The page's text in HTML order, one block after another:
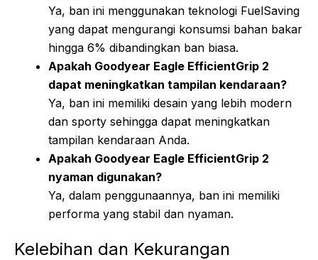
Ya, ban ini menggunakan teknologi FuelSaving
yang dapat mengurangi konsumsi bahan bakar
hingga 6% dibandingkan ban biasa.
Apakah Goodyear Eagle EfficientGrip 2
dapat meningkatkan tampilan kendaraan?
Ya, ban ini memiliki desain yang lebih modern
dan sporty sehingga dapat meningkatkan
tampilan kendaraan Anda.
Apakah Goodyear Eagle EfficientGrip 2
nyaman digunakan?
Ya, dalam penggunaannya, ban ini memiliki
performa yang stabil dan nyaman.
Kelebihan dan Kekurangan